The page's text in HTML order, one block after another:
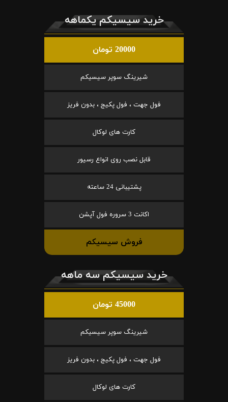
خرید سیسیکم یکماهه
20000 تومان
شیرینگ سوپر سیسیکم
فول جهت ، فول پکیج ، بدون فریز
کارت های لوکال
قابل نصب روی انواع رسیور
پشتیبانی 24 ساعته
اکانت 3 سروره فول آپشن
فروش سیسیکم
خرید سیسیکم سه ماهه
45000 تومان
شیرینگ سوپر سیسیکم
فول جهت ، فول پکیج ، بدون فریز
کارت های لوکال